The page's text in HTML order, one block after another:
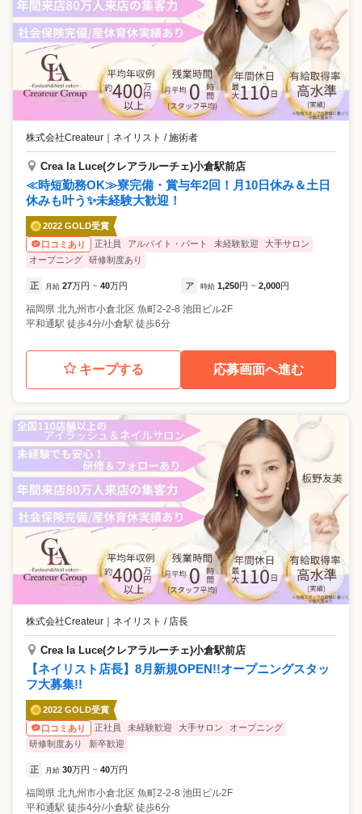
株式会社Createur ｜ ネイリスト / 施術者
Crea la Luce(クレアラルーチェ)小倉駅前店
≪時短勤務OK≫寮完備・賞与年2回！月10日休み＆土日
休みも叶う✨未経験大歓迎！
2022 GOLD受賞
口コミあり
正社員 アルバイト・パート 未経験歓迎
大手サロン
オープニング
研修制度あり
正 月給 27万円 ~ 40万円 ア 時給 1,250円 ~ 2,000円
福岡県 北九州市小倉北区 魚町2-2-8 池田ビル2F
平和通駅 徒歩4分/小倉駅 徒歩6分
キープする 応募画面へ進む
株式会社Createur ネイリスト / 店長
Crea la Luce(クレアラルーチェ)小倉駅前店
【ネイリスト店長】8月新規OPEN!!オープニングスタッ
フ大募集!!
2022 GOLD受賞
口コミあり
正社員 未経験歓迎 大手サロン
オープニング
研修制度あり
新卒歓迎
正 月給 30万円 ~ 40万円
福岡県 北九州市小倉北区 魚町2-2-8 池田ビル2F
平和通駅 徒歩4分/小倉駅 徒歩6分